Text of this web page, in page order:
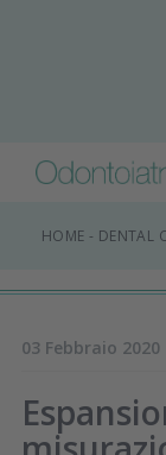
HOME - DENTAL
03 Febbraio 2020